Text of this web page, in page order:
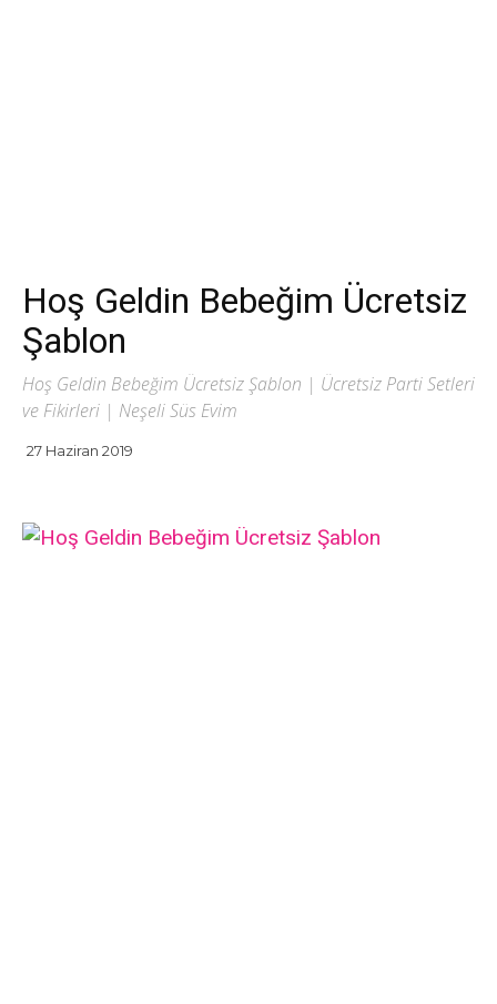
Hoş Geldin Bebeğim Ücretsiz
Şablon
Hoş Geldin Bebeğim Ücretsiz Şablon | Ücretsiz Parti Setleri
ve Fikirleri | Neşeli Süs Evim
27 Haziran 2019